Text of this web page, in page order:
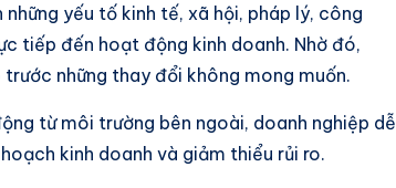
những yếu tố kinh tế, xã hội, pháp lý, công
tiếp đến hoạt động kinh doanh. Nhờ đó,
những thay đổi không mong muốn.
từ môi trường bên ngoài, doanh nghiệp dễ
kinh doanh và giảm thiểu rủi ro.